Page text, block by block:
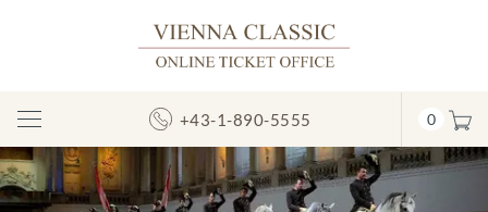
Navigation
umschalten
+43-1-890-5555 0